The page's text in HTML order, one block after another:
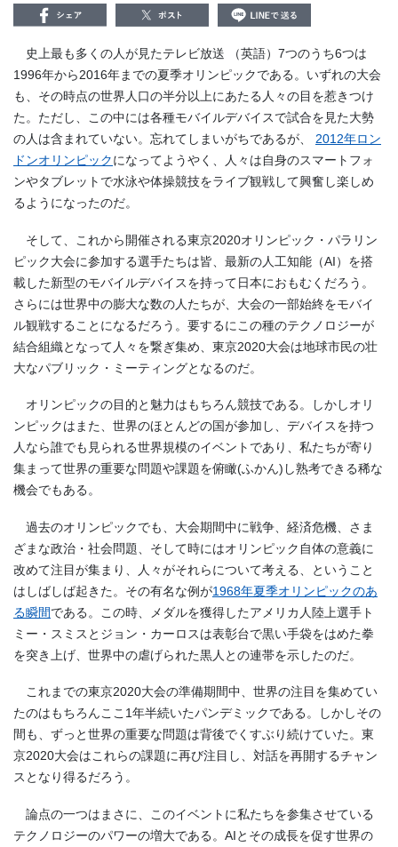
史上最も多くの人が見たテレビ放送 （英語）7つのうち6つは
1996年から2016年までの夏季オリンピックである。いずれの大会
も、その時点の世界人口の半分以上にあたる人々の目を惹きつけ
た。ただし、この中には各種モバイルデバイスで試合を見た大勢
の人は含まれていない。忘れてしまいがちであるが、 2012年ロン
ドンオリンピックになってようやく、人々は自身のスマートフォ
ンやタブレットで水泳や体操競技をライブ観戦して興奮し楽しめ
るようになったのだ。
そして、これから開催される東京2020オリンピック・パラリン
ピック大会に参加する選手たちは皆、最新の人工知能（AI）を搭
載した新型のモバイルデバイスを持って日本におもむくだろう。
さらには世界中の膨大な数の人たちが、大会の一部始終をモバイ
ル観戦することになるだろう。要するにこの種のテクノロジーが
結合組織となって人々を繋ぎ集め、東京2020大会は地球市民の壮
大なパブリック・ミーティングとなるのだ。
オリンピックの目的と魅力はもちろん競技である。しかしオリ
ンピックはまた、世界のほとんどの国が参加し、デバイスを持つ
人なら誰でも見られる世界規模のイベントであり、私たちが寄り
集まって世界の重要な問題や課題を俯瞰(ふかん)し熟考できる稀な
機会でもある。
過去のオリンピックでも、大会期間中に戦争、経済危機、さま
ざまな政治・社会問題、そして時にはオリンピック自体の意義に
改めて注目が集まり、人々がそれらについて考える、ということ
はしばしば起きた。その有名な例が1968年夏季オリンピックのあ
る瞬間である。この時、メダルを獲得したアメリカ人陸上選手ト
ミー・スミスとジョン・カーロスは表彰台で黒い手袋をはめた拳
を突き上げ、世界中の虐げられた黒人との連帯を示したのだ。
これまでの東京2020大会の準備期間中、世界の注目を集めてい
たのはもちろんここ1年半続いたパンデミックである。しかしその
間も、ずっと世界の重要な問題は背後でくすぶり続けていた。東
京2020大会はこれらの課題に再び注目し、対話を再開するチャン
スとなり得るだろう。
論点の一つはまさに、このイベントに私たちを参集させている
テクノロジーのパワーの増大である。AIとその成長を促す世界の